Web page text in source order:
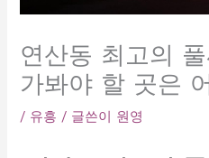
연산동 최고의
가봐야 할 곳은
/ 유흥 / 글쓴이 원영